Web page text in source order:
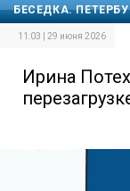
БЕСЕДКА.
11:03 | 29 июня 2026
Ирина